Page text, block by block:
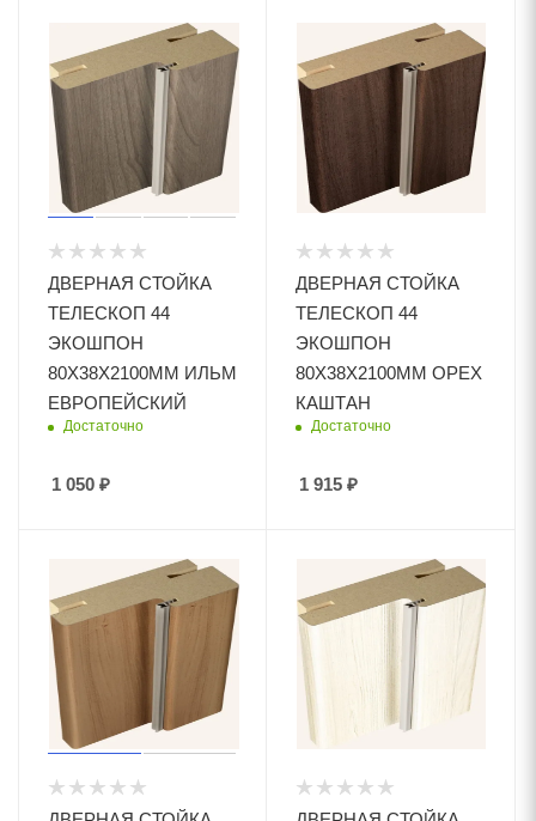
ДВЕРНАЯ СТОЙКА
ТЕЛЕСКОП 44
ЭКОШПОН
80Х38Х2100ММ ИЛЬМ
ЕВРОПЕЙСКИЙ
Достаточно
1 050 ₽
ДВЕРНАЯ СТОЙКА
ТЕЛЕСКОП 44
ЭКОШПОН
80Х38Х2100ММ ОРЕХ
КАШТАН
Достаточно
1 915 ₽